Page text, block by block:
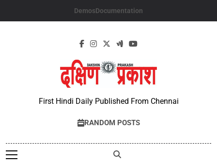
DemosDocumentation
First Hindi Daily Published From Chennai
RANDOM POSTS